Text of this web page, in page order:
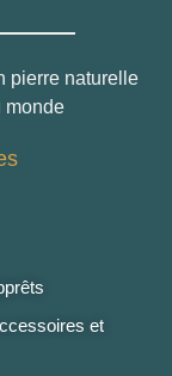
pierre naturelle
monde
et